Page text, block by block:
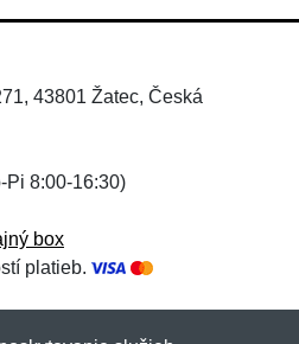
43801 Žatec, Česká
Pi 8:00-16:30)
box
platieb.